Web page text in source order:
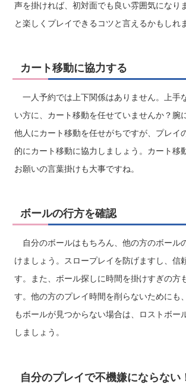
声を掛ければ、初対面でも良い雰囲気になり
と楽しくプレイできるコツと言えるかもしれ
カート移動に協力する
一人予約では上下関係はありません。上手
い方に、カート移動を任せていませんか？腕
他人にカート移動を任せがちですが、プレイ
的にカート移動に協力しましょう。カート移
お願いの言葉掛けも大事ですね。
ボールの行方を確認
自分のボールはもちろん、他の方のボール
けましょう。スロープレイを防げますし、信
す。また、ボール探しに時間を掛けすぎの方
す。他の方のプレイ時間を削らないためにも
もボールが見つからない場合は、ロストボー
しましょう。
自分のプレイで不機嫌にならない